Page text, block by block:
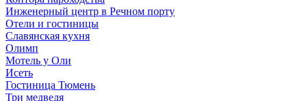
Инженерный центр в Речном порту
Отели и гостиницы
Славянская кухня
Олимп
Мотель у Оли
Исеть
Гостиница Тюмень
Три медведя